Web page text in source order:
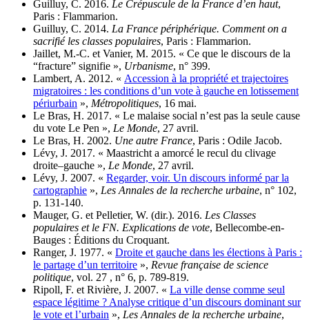
Guilluy, C. 2016. Le Crépuscule de la France d’en haut,
Paris : Flammarion.
Guilluy, C. 2014. La France périphérique. Comment on a
sacrifié les classes populaires, Paris : Flammarion.
Jaillet, M.-C. et Vanier, M. 2015. « Ce que le discours de la
“fracture” signifie », Urbanisme, n° 399.
Lambert, A. 2012. « Accession à la propriété et trajectoires
migratoires : les conditions d’un vote à gauche en lotissement
périurbain », Métropolitiques, 16 mai.
Le Bras, H. 2017. « Le malaise social n’est pas la seule cause
du vote Le Pen », Le Monde, 27 avril.
Le Bras, H. 2002. Une autre France, Paris : Odile Jacob.
Lévy, J. 2017. « Maastricht a amorcé le recul du clivage
droite–gauche », Le Monde, 27 avril.
Lévy, J. 2007. « Regarder, voir. Un discours informé par la
cartographie », Les Annales de la recherche urbaine, n° 102,
p. 131‑140.
Mauger, G. et Pelletier, W. (dir.). 2016. Les Classes
populaires et le FN. Explications de vote, Bellecombe-en-
Bauges : Éditions du Croquant.
Ranger, J. 1977. « Droite et gauche dans les élections à Paris :
le partage d’un territoire », Revue française de science
politique, vol. 27 , n° 6, p. 789‑819.
Ripoll, F. et Rivière, J. 2007. « La ville dense comme seul
espace légitime ? Analyse critique d’un discours dominant sur
le vote et l’urbain », Les Annales de la recherche urbaine,